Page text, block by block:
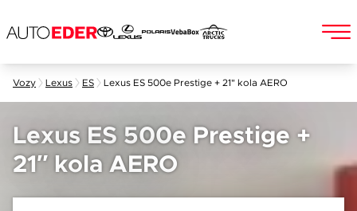
Vozy Lexus ES Lexus ES 500e Prestige + 21" kola AERO
Lexus ES 500e Prestige +
21″ kola AERO
Chebská 392/116B
Po–Pá: 8:00–18:00
Jméno a příjmení